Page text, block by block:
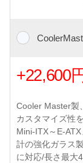
+22,600
Cooler Master製
カスタマイズ性
Mini-ITX～E-
計の強化ガラス
に対応/長さ最大